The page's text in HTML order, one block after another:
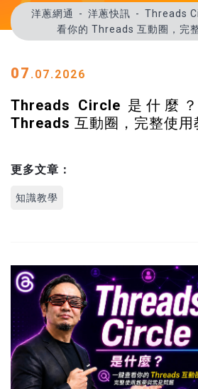
洋蔥網通 洋蔥快訊
Threads
看你的 Threads 互動圈，完
07 .07.2026
Threads Circle 是什麼
Threads 互動圈，完整使用
更多文章：
知識教學